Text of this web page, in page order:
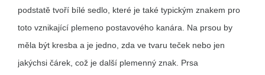
podstatě tvoří bílé sedlo, které je také typickým znakem pro
toto vznikající plemeno postavového kanára. Na prsou by
měla být kresba a je jedno, zda ve tvaru teček nebo jen
jakýchsi čárek, což je další plemenný znak. Prsa